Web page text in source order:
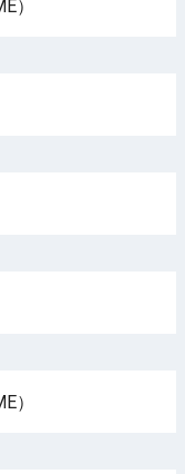
）
）